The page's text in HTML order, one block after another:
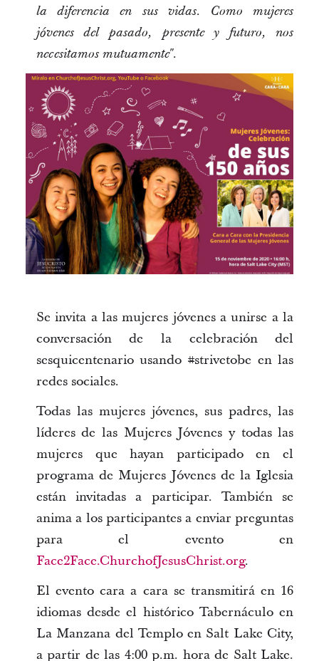
la diferencia en sus vidas. Como mujeres
jóvenes del pasado, presente y futuro, nos
necesitamos mutuamente".
Se invita a las mujeres jóvenes a unirse a la
conversación de la celebración del
sesquicentenario usando #strivetobe en las
redes sociales.
Todas las mujeres jóvenes, sus padres, las
líderes de las Mujeres Jóvenes y todas las
mujeres que hayan participado en el
programa de Mujeres Jóvenes de la Iglesia
están invitadas a participar. También se
anima a los participantes a enviar preguntas
para el evento en
Face2Face.ChurchofJesusChrist.org.
El evento cara a cara se transmitirá en 16
idiomas desde el histórico Tabernáculo en
La Manzana del Templo en Salt Lake City,
a partir de las 4:00 p.m. hora de Salt Lake.